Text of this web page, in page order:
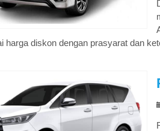
harga diskon dengan prasyarat dan